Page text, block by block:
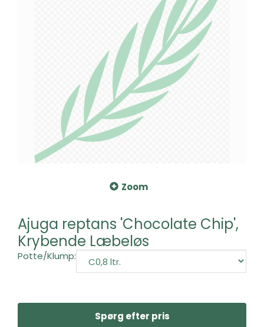
Zoom
Ajuga reptans 'Chocolate Chip',
Krybende Læbeløs
Potte/Klump:
Spørg efter pris